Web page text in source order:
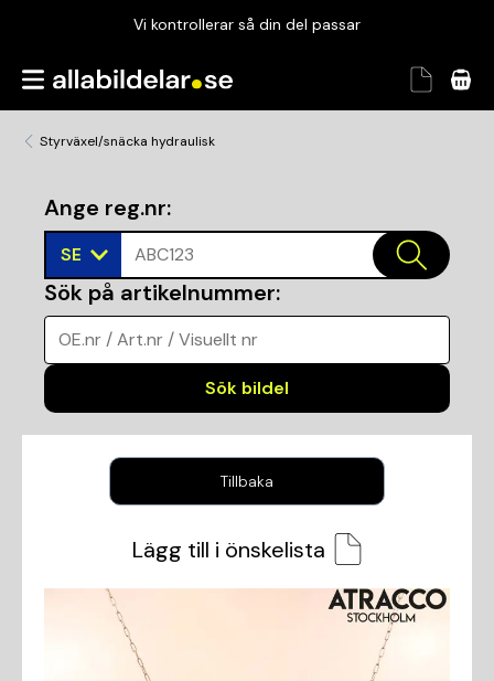
Vi kontrollerar så din del passar
Garanterad passform
Styrväxel/snäcka hydraulisk
Ange reg.nr:
SE ABC123
Sök på artikelnummer:
OE.nr / Art.nr / Visuellt nr
Sök bildel
Tillbaka
Lägg till i önskelista